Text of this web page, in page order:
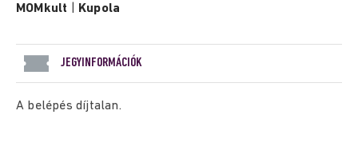
MOMkult Kupola
JEGYINFORMÁCIÓK
A belépés díjtalan.